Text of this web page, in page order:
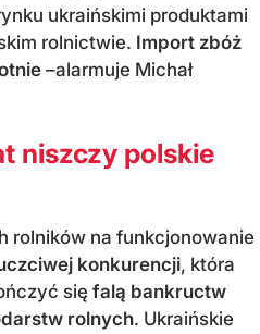
ukraińskimi produktami
rolnictwie. Import zbóż
–alarmuje Michał
niszczy polskie
rolników na funkcjonowanie
konkurencji, która
się falą bankructw
rolnych. Ukraińskie